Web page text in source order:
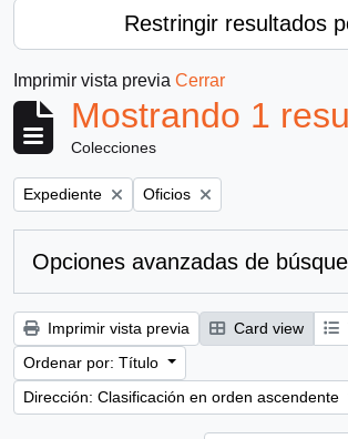
Restringir resultados
Imprimir vista previa Cerrar
Mostrando 1
Colecciones
Remove filter:
Expediente Remove filter:
Oficios
Opciones avanzadas de
Imprimir vista previa Card view
Ordenar por: Título
Dirección: Clasificación en orden ascendente